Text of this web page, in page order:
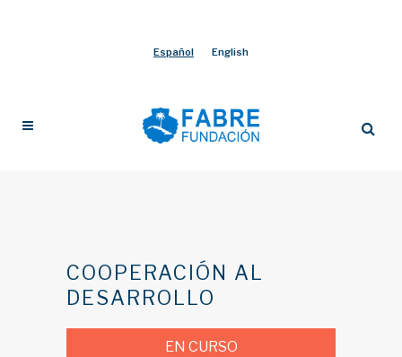
Español English
COOPERACIÓN AL
DESARROLLO
EN CURSO